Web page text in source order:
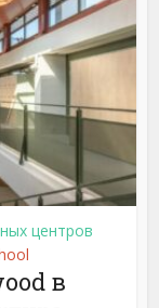
центров
в